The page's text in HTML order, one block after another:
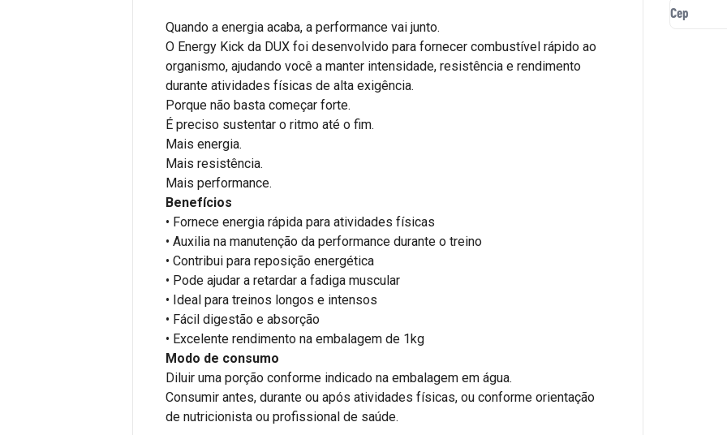
Quando a energia acaba, a performance vai junto.
O Energy Kick da DUX foi desenvolvido para fornecer combustível rápido ao
organismo, ajudando você a manter intensidade, resistência e rendimento
durante atividades físicas de alta exigência.
Porque não basta começar forte.
É preciso sustentar o ritmo até o fim.
Mais energia.
Mais resistência.
Mais performance.
Benefícios
• Fornece energia rápida para atividades físicas
• Auxilia na manutenção da performance durante o treino
• Contribui para reposição energética
• Pode ajudar a retardar a fadiga muscular
• Ideal para treinos longos e intensos
• Fácil digestão e absorção
• Excelente rendimento na embalagem de 1kg
Modo de consumo
Diluir uma porção conforme indicado na embalagem em água.
Consumir antes, durante ou após atividades físicas, ou conforme orientação
de nutricionista ou profissional de saúde.